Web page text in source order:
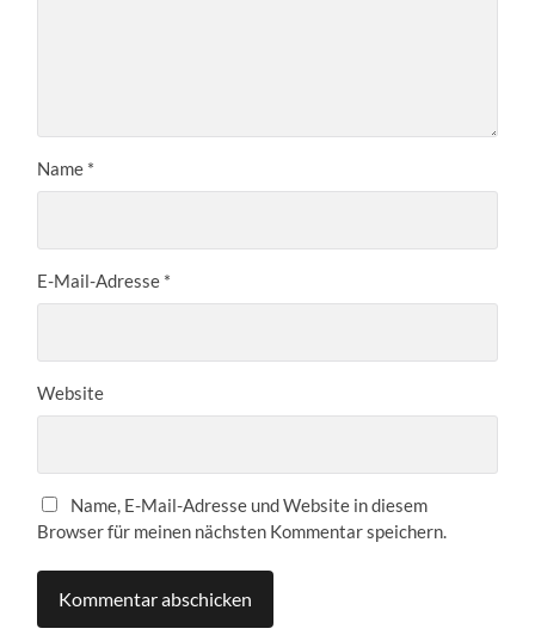
Name *
E-Mail-Adresse *
Website
Name, E-Mail-Adresse und Website in diesem
Browser für meinen nächsten Kommentar speichern.